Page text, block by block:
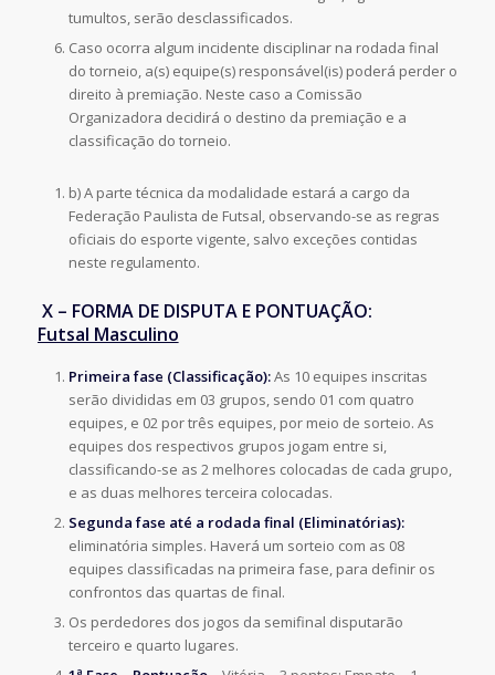
tumultos, serão desclassificados.
Caso ocorra algum incidente disciplinar na rodada final
do torneio, a(s) equipe(s) responsável(is) poderá perder o
direito à premiação. Neste caso a Comissão
Organizadora decidirá o destino da premiação e a
classificação do torneio.
b) A parte técnica da modalidade estará a cargo da
Federação Paulista de Futsal, observando-se as regras
oficiais do esporte vigente, salvo exceções contidas
neste regulamento.
X – FORMA DE DISPUTA E PONTUAÇÃO:
Futsal Masculino
Primeira fase (Classificação):As 10 equipes inscritas
serão divididas em 03 grupos, sendo 01 com quatro
equipes, e 02 por três equipes, por meio de sorteio. As
equipes dos respectivos grupos jogam entre si,
classificando-se as 2 melhores colocadas de cada grupo,
e as duas melhores terceira colocadas.
Segunda fase até a rodada final (Eliminatórias):
eliminatória simples. Haverá um sorteio com as 08
equipes classificadas na primeira fase, para definir os
confrontos das quartas de final.
Os perdedores dos jogos da semifinal disputarão
terceiro e quarto lugares.